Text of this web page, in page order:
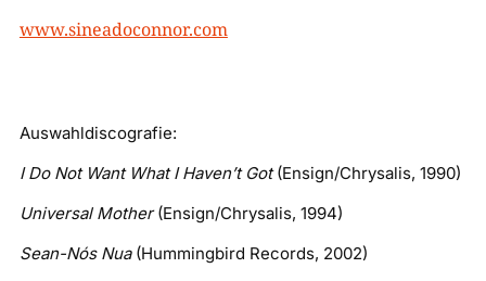
www.sineadoconnor.com
Auswahldiscografie:
I Do Not Want What I Haven’t Got(Ensign/Chrysalis, 1990)
Universal Mother(Ensign/Chrysalis, 1994)
Sean-Nós Nua(Hummingbird Records, 2002)